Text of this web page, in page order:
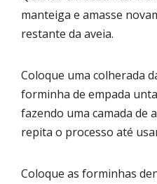
manteiga e amasse
restante da aveia.
Coloque uma colherada
forminha de empada
fazendo uma camada de
repita o processo até
Coloque as forminhas